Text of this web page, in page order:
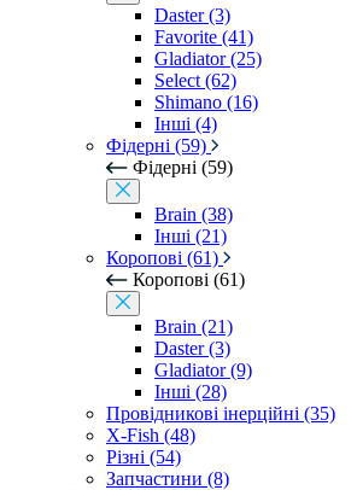
Daster (3)
Favorite (41)
Gladiator (25)
Select (62)
Shimano (16)
Інші (4)
Фідерні (59)
Фідерні (59)
Brain (38)
Інші (21)
Коропові (61)
Коропові (61)
Brain (21)
Daster (3)
Gladiator (9)
Інші (28)
Провідникові інерційні (35)
X-Fish (48)
Різні (54)
Запчастини (8)